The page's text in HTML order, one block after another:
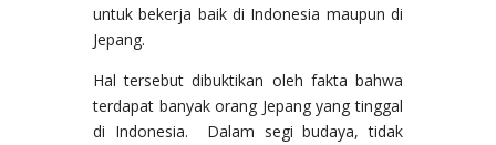
untuk bekerja baik di Indonesia maupun di
Jepang.
Hal tersebut dibuktikan oleh fakta bahwa
terdapat banyak orang Jepang yang tinggal
di Indonesia. Dalam segi budaya, tidak